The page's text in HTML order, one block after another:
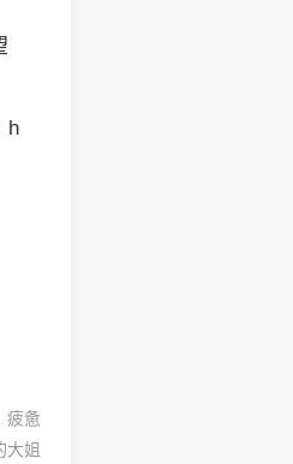
h
疲惫
大姐